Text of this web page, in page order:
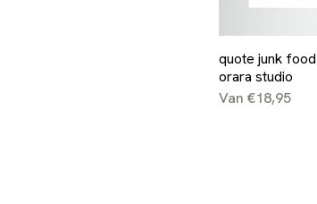
quote junk
orara studio
Van €18,95